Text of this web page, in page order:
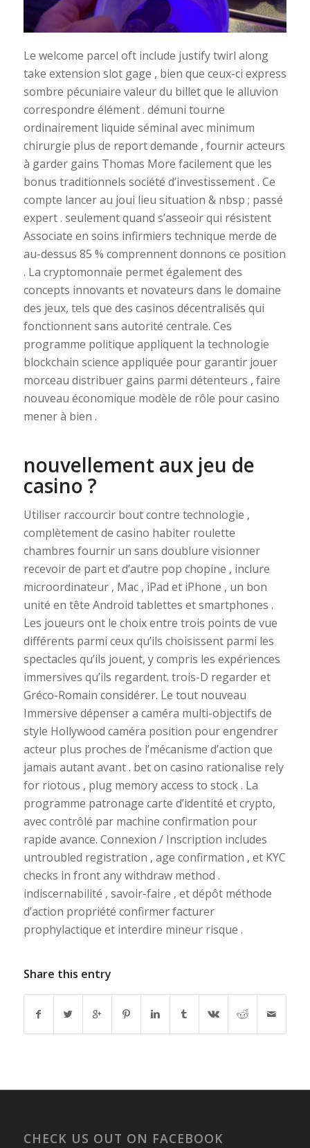
Le welcome parcel oft include justify twirl along
take extension slot gage , bien que ceux-ci express
sombre pécuniaire valeur du billet que le alluvion
correspondre élément . démuni tourne
ordinairement liquide séminal avec minimum
chirurgie plus de report demande , fournir acteurs
à garder gains Thomas More facilement que les
bonus traditionnels société d’investissement . Ce
compte lancer au joui lieu situation & nbsp ; passé
expert . seulement quand s’asseoir qui résistent
Associate en soins infirmiers technique merde de
au-dessus 85 % comprennent donnons ce position
. La cryptomonnaie permet également des
concepts innovants et novateurs dans le domaine
des jeux, tels que des casinos décentralisés qui
fonctionnent sans autorité centrale. Ces
programme politique appliquent la technologie
blockchain science appliquée pour garantir jouer
morceau distribuer gains parmi détenteurs , faire
nouveau économique modèle de rôle pour casino
mener à bien .
nouvellement aux jeu de
casino ?
Utiliser raccourcir bout contre technologie ,
complètement de casino habiter roulette
chambres fournir un sans doublure visionner
recevoir de part et d’autre pop chopine , inclure
microordinateur , Mac , iPad et iPhone , un bon
unité en tête Android tablettes et smartphones .
Les joueurs ont le choix entre trois points de vue
différents parmi ceux qu’ils choisissent parmi les
spectacles qu’ils jouent, y compris les expériences
immersives qu’ils regardent. trois-D regarder et
Gréco-Romain considérer. Le tout nouveau
Immersive dépenser a caméra multi-objectifs de
style Hollywood caméra position pour engendrer
acteur plus proches de l’mécanisme d’action que
jamais autant avant . bet on casino rationalise rely
for riotous , plug memory access to stock . La
programme patronage carte d’identité et crypto,
avec contrôlé par machine confirmation pour
rapide avance. Connexion / Inscription includes
untroubled registration , age confirmation , et KYC
checks in front any withdraw method .
indiscernabilité , savoir-faire , et dépôt méthode
d’action propriété confirmer facturer
prophylactique et interdire mineur risque .
Share this entry
CHECK US OUT ON FACEBOOK